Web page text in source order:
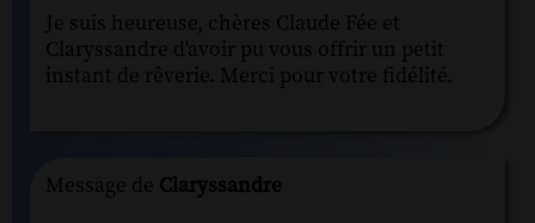
Je suis heureuse, chères Claude Fée et
Claryssandre d'avoir pu vous offrir un petit
instant de rêverie. Merci pour votre fidélité.
Message de Claryssandre